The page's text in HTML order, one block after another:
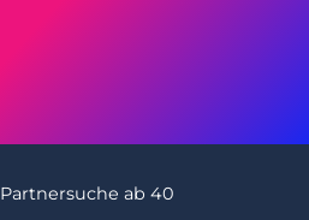
Partnersuche ab 40